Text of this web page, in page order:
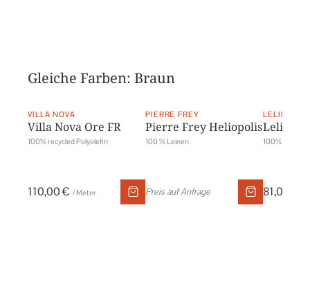
Gleiche Farben: Braun
VILLA NOVA
Villa Nova Ore FR
100% recycled Polyolefin
110,00 € / Meter
PIERRE FREY
Pierre Frey Heliopolis
100 % Leinen
Preis auf Anfrage
LELIÈVRE
Lelievre
100%
81,00 €